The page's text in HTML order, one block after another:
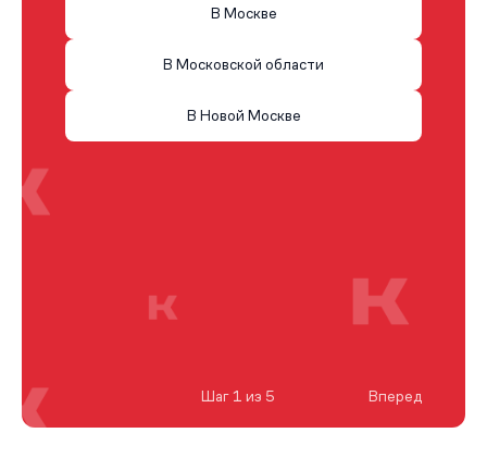
В Москве
В Московской области
В Новой Москве
Шаг 1 из 5 Вперед